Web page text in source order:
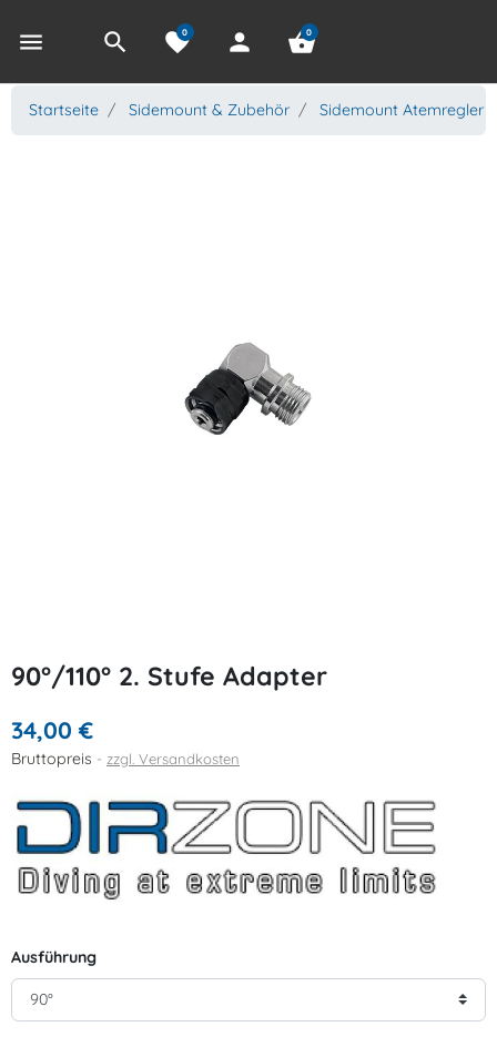
menu search favorite
0 person shopping_basket
0
Startseite Sidemount & Zubehör Sidemount Atemregler
90°/110° 2. Stufe Adapter
34,00 €
Bruttopreis zzgl. Versandkosten
Ausführung